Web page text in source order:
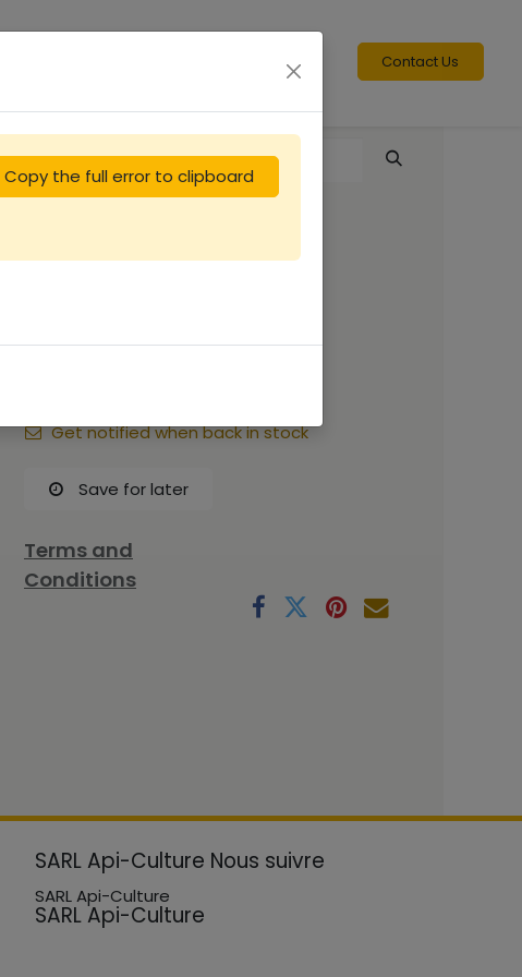
Contact Us
Isolant ruche 10
2.92€
Get notified when back in stock
Save for later
Terms and
Conditions
SARL Api-Culture Nous suivre
SARL Api-Culture
SARL Api-Culture
Copy the full error to clipboard